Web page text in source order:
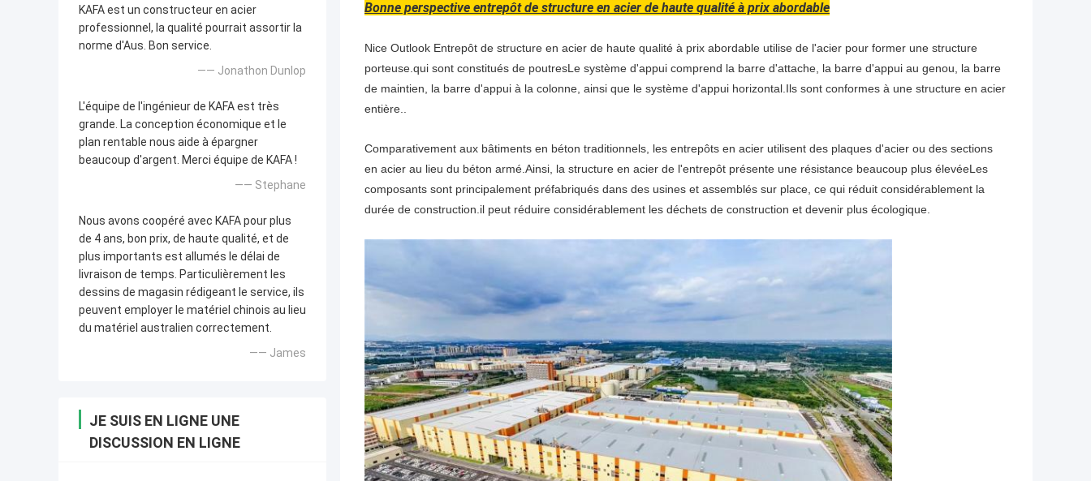
KAFA est un constructeur en acier
professionnel, la qualité pourrait assortir la
norme d'Aus. Bon service.
—— Jonathon Dunlop
L'équipe de l'ingénieur de KAFA est très
grande. La conception économique et le
plan rentable nous aide à épargner
beaucoup d'argent. Merci équipe de KAFA !
—— Stephane
Nous avons coopéré avec KAFA pour plus
de 4 ans, bon prix, de haute qualité, et de
plus importants est allumés le délai de
livraison de temps. Particulièrement les
dessins de magasin rédigeant le service, ils
peuvent employer le matériel chinois au lieu
du matériel australien correctement.
—— James
JE SUIS EN LIGNE UNE
DISCUSSION EN LIGNE
Bonne perspective entrepôt de structure en acier de haute qualité à prix abordable
Nice Outlook Entrepôt de structure en acier de haute qualité à prix abordable utilise de l'acier pour former une structure
porteuse.qui sont constitués de poutresLe système d'appui comprend la barre d'attache, la barre d'appui au genou, la barre
de maintien, la barre d'appui à la colonne, ainsi que le système d'appui horizontal.Ils sont conformes à une structure en acier
entière..
Comparativement aux bâtiments en béton traditionnels, les entrepôts en acier utilisent des plaques d'acier ou des sections
en acier au lieu du béton armé.Ainsi, la structure en acier de l'entrepôt présente une résistance beaucoup plus élevéeLes
composants sont principalement préfabriqués dans des usines et assemblés sur place, ce qui réduit considérablement la
durée de construction.il peut réduire considérablement les déchets de construction et devenir plus écologique.